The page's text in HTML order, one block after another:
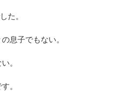
た。
息子でもない。
。
。